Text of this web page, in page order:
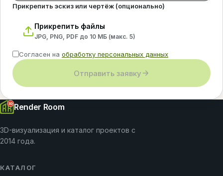
Прикрепить эскиз или чертёж (опционально)
Прикрепить файлы
JPG, PNG, PDF до 10 МБ (макс. 5)
Согласен на обработку персональных данных
Отправить заявку
Render Room
3D-визуализация и каталог проектов с
2014 года.
КАТАЛОГ